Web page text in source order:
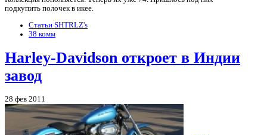
подкупить полочек в икее.
Статьи SHTRLZ's
38 комм
Harley-Davidson откроет в Индии
завод
28 фев 2011